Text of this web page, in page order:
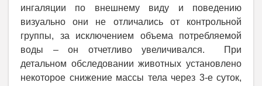
ингаляции по внешнему виду и поведению
визуально они не отличались от контрольной
группы, за исключением объема потребляемой
воды – он отчетливо увеличивался. При
детальном обследовании животных установлено
некоторое снижение массы тела через 3-е суток,